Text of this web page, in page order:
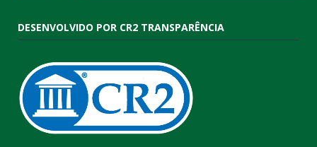
DESENVOLVIDO POR CR2 TRANSPARÊNCIA